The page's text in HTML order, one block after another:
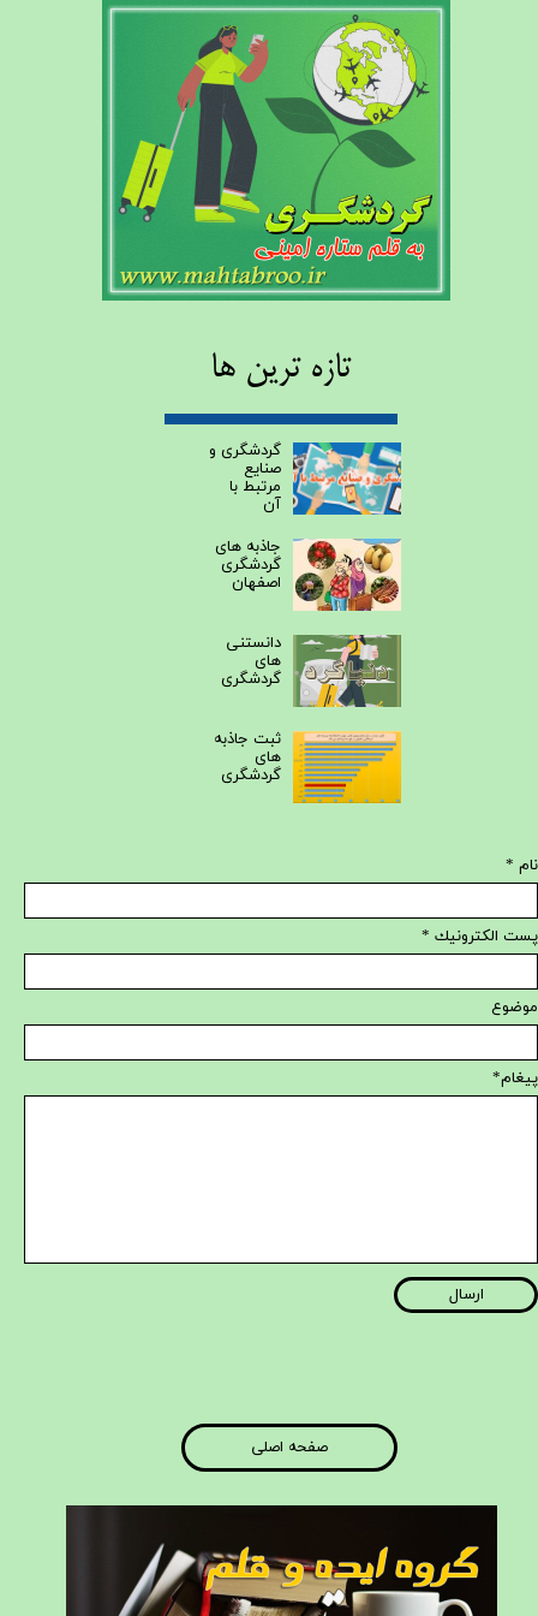
تازه ترین ها
گردشگری و
صنایع
مرتبط با
آن
جاذبه های
گردشگری
اصفهان
دانستنی
های
گردشگری
ثبت جاذبه
های
گردشگری
صفحه اصلی
نام *
پست الكترونيك *
موضوع
پیغام*
ارسال